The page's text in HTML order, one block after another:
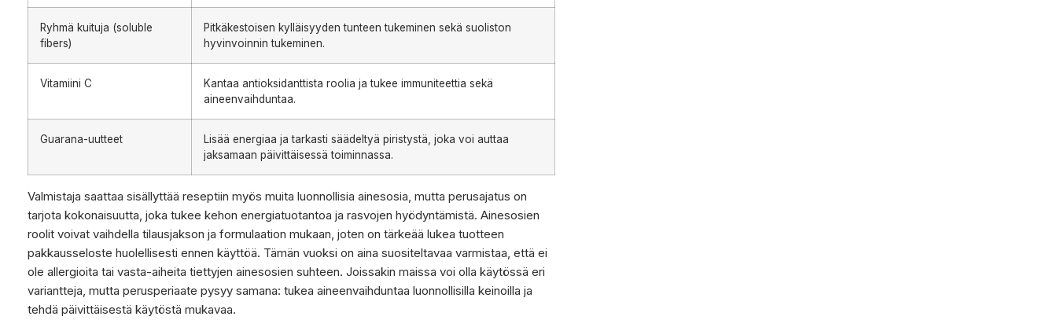
Ryhmä kuituja (soluble
fibers)
Pitkäkestoisen kylläisyyden tunteen tukeminen sekä suoliston
hyvinvoinnin tukeminen.
Vitamiini C
Kantaa antioksidanttista roolia ja tukee immuniteettia sekä
aineenvaihduntaa.
Guarana-uutteet
Lisää energiaa ja tarkasti säädeltyä piristystä, joka voi auttaa
jaksamaan päivittäisessä toiminnassa.
Valmistaja saattaa sisällyttää reseptiin myös muita luonnollisia ainesosia, mutta perusajatus on
tarjota kokonaisuutta, joka tukee kehon energiatuotantoa ja rasvojen hyödyntämistä. Ainesosien
roolit voivat vaihdella tilausjakson ja formulaation mukaan, joten on tärkeää lukea tuotteen
pakkausseloste huolellisesti ennen käyttöä. Tämän vuoksi on aina suositeltavaa varmistaa, että ei
ole allergioita tai vasta-aiheita tiettyjen ainesosien suhteen. Joissakin maissa voi olla käytössä eri
variantteja, mutta perusperiaate pysyy samana: tukea aineenvaihduntaa luonnollisilla keinoilla ja
tehdä päivittäisestä käytöstä mukavaa.